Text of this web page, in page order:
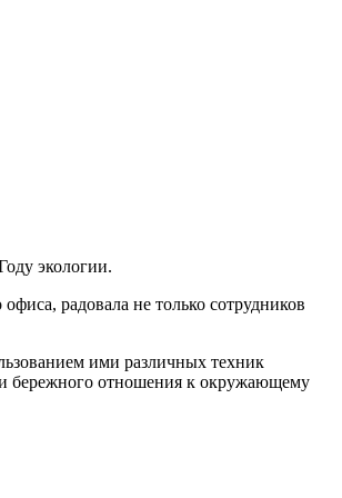
экологии.
радовала не только сотрудников
ими различных техник
бережного отношения к окружающему